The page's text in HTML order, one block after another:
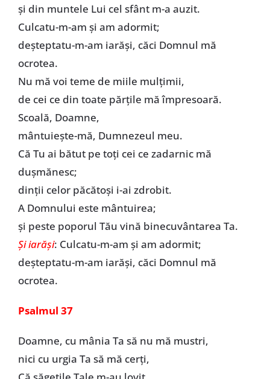
și din muntele Lui cel sfânt m-a auzit.
Culcatu-m-am și am adormit;
deșteptatu-m-am iarăși, căci Domnul mă
ocrotea.
Nu mă voi teme de miile mulțimii,
de cei ce din toate părțile mă împresoară.
Scoală, Doamne,
mântuiește-mă, Dumnezeul meu.
Că Tu ai bătut pe toți cei ce zadarnic mă
dușmănesc;
dinții celor păcătoși i-ai zdrobit.
A Domnului este mântuirea;
și peste poporul Tău vină binecuvântarea Ta.
Și iarăși: Culcatu-m-am și am adormit;
deșteptatu-m-am iarăși, căci Domnul mă
ocrotea.
Psalmul 37
Doamne, cu mânia Ta să nu mă mustri,
nici cu urgia Ta să mă cerți,